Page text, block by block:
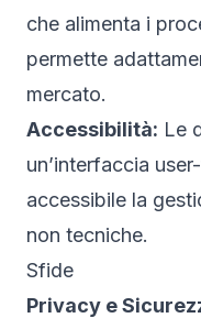
che alimenta i
permette
mercato.
Accessibilità: Le
un’interfaccia
accessibile la
non tecniche.
Sfide
Privacy e